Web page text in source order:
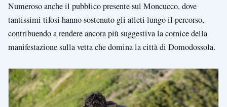
Numeroso anche il pubblico presente sul Moncucco, dove
tantissimi tifosi hanno sostenuto gli atleti lungo il percorso,
contribuendo a rendere ancora più suggestiva la cornice della
manifestazione sulla vetta che domina la città di Domodossola.